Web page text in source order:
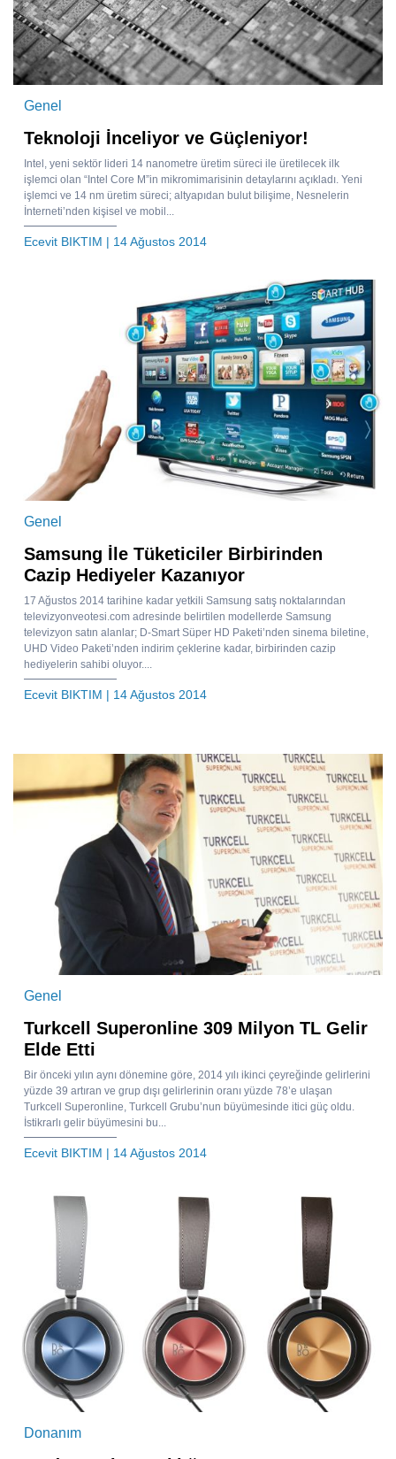
Genel
Teknoloji İnceliyor ve Güçleniyor!
Intel, yeni sektör lideri 14 nanometre üretim süreci ile üretilecek ilk
işlemci olan “Intel Core M”in mikromimarisinin detaylarını açıkladı. Yeni
işlemci ve 14 nm üretim süreci; altyapıdan bulut bilişime, Nesnelerin
İnterneti’nden kişisel ve mobil...
Ecevit BIKTIM | 14 Ağustos 2014
Genel
Samsung İle Tüketiciler Birbirinden
Cazip Hediyeler Kazanıyor
17 Ağustos 2014 tarihine kadar yetkili Samsung satış noktalarından
televizyonveotesi.com adresinde belirtilen modellerde Samsung
televizyon satın alanlar; D-Smart Süper HD Paketi’nden sinema biletine,
UHD Video Paketi’nden indirim çeklerine kadar, birbirinden cazip
hediyelerin sahibi oluyor....
Ecevit BIKTIM | 14 Ağustos 2014
Genel
Turkcell Superonline 309 Milyon TL Gelir
Elde Etti
Bir önceki yılın aynı dönemine göre, 2014 yılı ikinci çeyreğinde gelirlerini
yüzde 39 artıran ve grup dışı gelirlerinin oranı yüzde 78’e ulaşan
Turkcell Superonline, Turkcell Grubu’nun büyümesinde itici güç oldu.
İstikrarlı gelir büyümesini bu...
Ecevit BIKTIM | 14 Ağustos 2014
Donanım